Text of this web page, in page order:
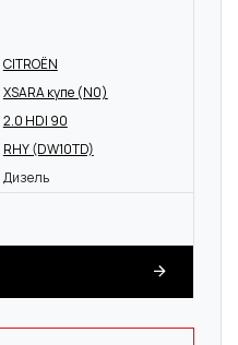
CITROËN
XSARA купе (N0)
2.0 HDI 90
RHY (DW10TD)
Дизель